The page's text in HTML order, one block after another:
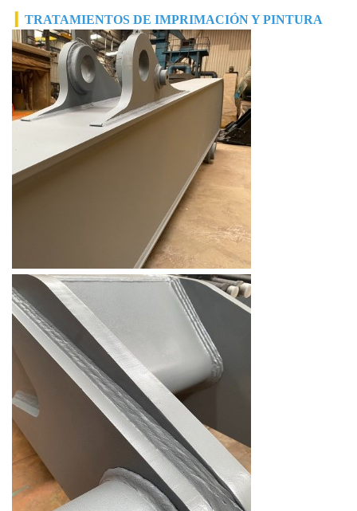
TRATAMIENTOS DE IMPRIMACIÓN Y PINTURA